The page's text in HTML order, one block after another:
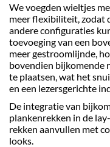
We voegden wieltjes
meer flexibiliteit, zodat
andere configuraties
toevoeging van een
meer gestroomlijnde,
bovendien bijkomende
te plaatsen, wat het
en een lezersgerichte
De integratie van
plankenrekken in de
rekken aanvullen met
looks.